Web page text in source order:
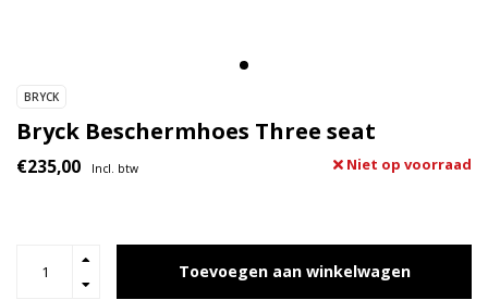
BRYCK
Bryck Beschermhoes Three seat
€235,00 Incl. btw Niet op voorraad
Toevoegen aan winkelwagen